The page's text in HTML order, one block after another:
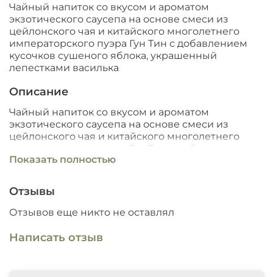
Чайный напиток со вкусом и ароматом
экзотического саусепа на основе смеси из
цейлонского чая и китайского многолетнего
императорского пуэра Гун Тин с добавлением
кусочков сушеного яблока, украшенный
лепестками василька
Описание
Чайный напиток со вкусом и ароматом
экзотического саусепа на основе смеси из
цейлонского чая и китайского многолетнего
императорского пуэра Гун Тин с добавлением
кусочков сушеного яблока, украшенный
Показать полностью
Отзывы
Отзывов еще никто не оставлял
Написать отзыв